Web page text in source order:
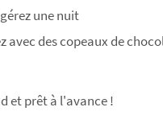
une nuit
avec des copeaux de
et prêt à l'avance !